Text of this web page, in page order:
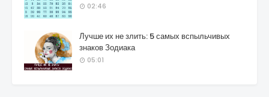
02:46
Лучше их не злить: 5 самых вспыльчивых
знаков Зодиака
05:01